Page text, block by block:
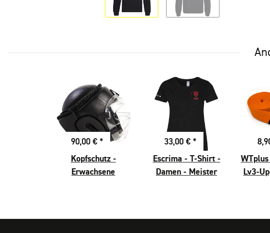
90,00 € *
Kopfschutz -
Erwachsene
33,00 € *
Escrima - T-Shirt -
Damen - Meister
Lv3-